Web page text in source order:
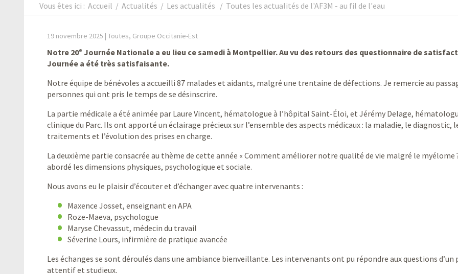
Vous êtes ici : Accueil / Actualités / Les actualités / Toutes les actualités de l'AF3M - au fil de l'eau
19 novembre 2025 | Toutes, Groupe Occitanie-Est
Notre 20ᵉ Journée Nationale a eu lieu ce samedi à Montpellier. Au vu des retours des questionnaire de
Journée a été très satisfaisante.
Notre équipe de bénévoles a accueilli 87 malades et aidants, malgré une trentaine de défections. Je remercie au
personnes qui ont pris le temps de se désinscrire.
La partie médicale a été animée par Laure Vincent, hématologue à l’hôpital Saint-Éloi, et Jérémy Delage,
clinique du Parc. Ils ont apporté un éclairage précieux sur l’ensemble des aspects médicaux : la maladie, le diagnostic,
traitements et l’évolution des prises en charge.
La deuxième partie consacrée au thème de cette année « Comment améliorer notre qualité de vie malgré le myélome
abordé les dimensions physiques, psychologique et sociale.
Nous avons eu le plaisir d’écouter et d’échanger avec quatre intervenants :
Maxence Josset, enseignant en APA
Roze-Maeva, psychologue
Maryse Chevassut, médecin du travail
Séverine Lours, infirmière de pratique avancée
Les échanges se sont déroulés dans une ambiance bienveillante. Les intervenants ont pu répondre aux questions d’un
attentif et studieux.